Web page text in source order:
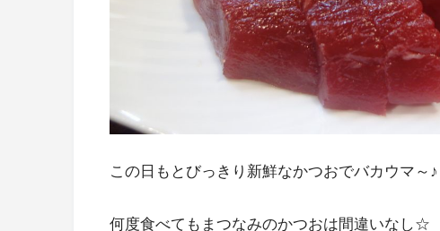
この日もとびっきり新鮮なかつおでバカウマ～♪
何度食べてもまつなみのかつおは間違いなし☆